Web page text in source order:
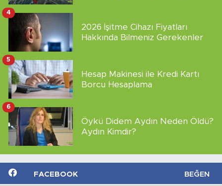
2026 İşitme Cihazı Fiyatları
Hakkında Bilmeniz Gerekenler
4
Hesap Makinesi ile Kredi Kartı
Borcu Hesaplama
5
Öykü Didem Aydın Neden Öldü?
Aydın Kimdir?
6
FACEBOOK BEĞEN